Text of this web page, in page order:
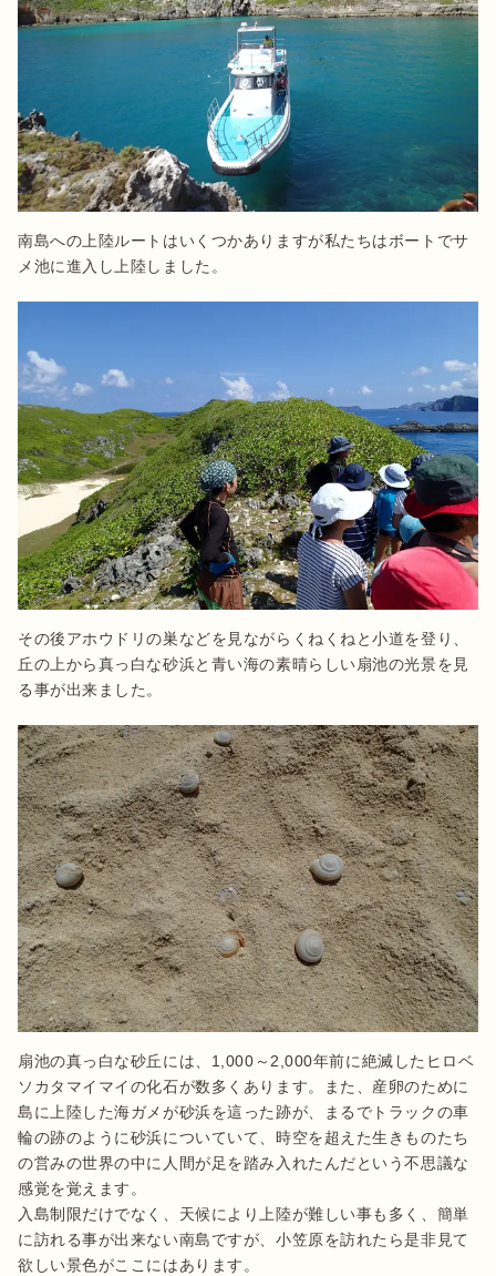
南島への上陸ルートはいくつかありますが私たちはボートでサ
メ池に進入し上陸しました。
その後アホウドリの巣などを見ながらくねくねと小道を登り、
丘の上から真っ白な砂浜と青い海の素晴らしい扇池の光景を見
扇池の真っ白な砂丘には、1,000～2,000年前に絶滅したヒロベ
ソカタマイマイの化石が数多くあります。また、産卵のために
島に上陸した海ガメが砂浜を這った跡が、まるでトラックの車
輪の跡のように砂浜についていて、時空を超えた生きものたち
の営みの世界の中に人間が足を踏み入れたんだという不思議な
感覚を覚えます。
入島制限だけでなく、天候により上陸が難しい事も多く、簡単
に訪れる事が出来ない南島ですが、小笠原を訪れたら是非見て
欲しい景色がここにはあります。